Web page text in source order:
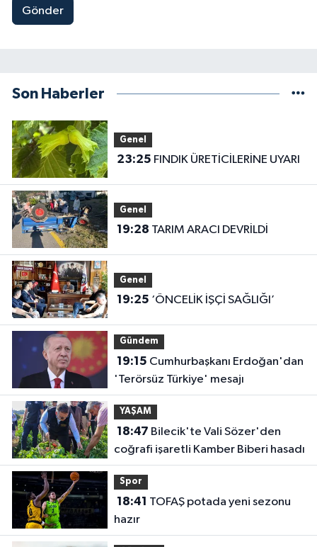
Gönder
Son Haberler
Genel
23:25 FINDIK ÜRETİCİLERİNE UYARI
Genel
19:28 TARIM ARACI DEVRİLDİ
Genel
19:25 ‘ÖNCELİK İŞÇİ SAĞLIĞI’
Gündem
19:15
'Terörsüz Türkiye' mesajı
YAŞAM
18:47
coğrafi işaretli Kamber Biberi hasadı
Spor
18:41
hazır